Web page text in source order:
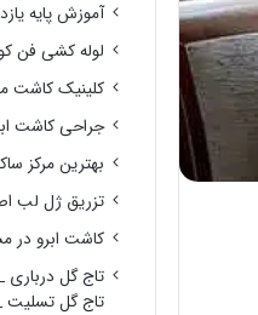
آموزش پایه
لوله کشی فن
کلینیک کاشت
جراحی کاشت
بهترین مرکز
تزریق ژل لب
کاشت ابرو در
تاج گل درباری
تاج گل تسلیت